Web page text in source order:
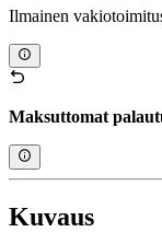
Ilmainen
Maksuttomat
Kuvaus